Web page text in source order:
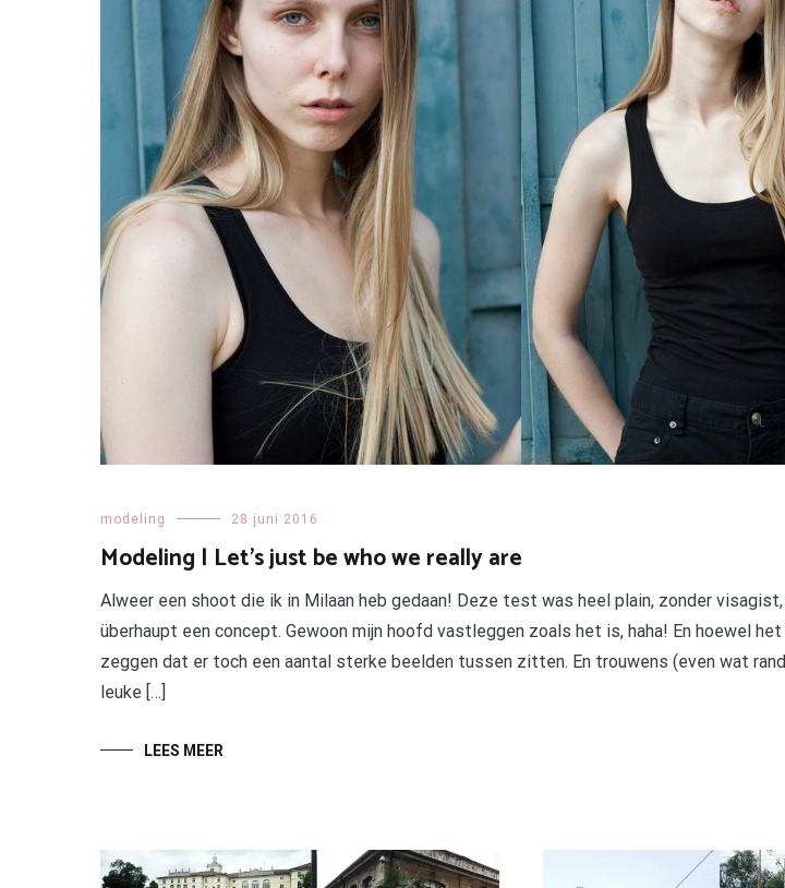
modeling 28 juni 2016
Modeling | Let’s just be who we really are
Alweer een shoot die ik in Milaan heb gedaan! Deze test was heel plain, zonder
überhaupt een concept. Gewoon mijn hoofd vastleggen zoals het is, haha! En hoewel
zeggen dat er toch een aantal sterke beelden tussen zitten. En trouwens (even wat
leuke […]
LEES MEER